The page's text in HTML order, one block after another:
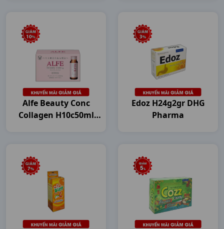
Alfe Beauty Conc
Collagen H10c50ml
Edoz H24g2gr DHG
Pharma